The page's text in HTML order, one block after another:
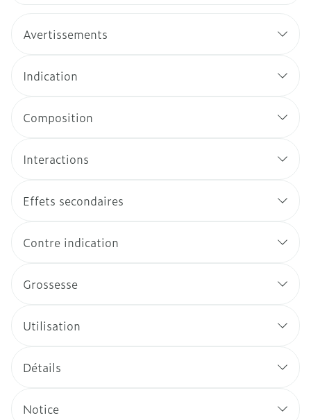
Avertissements
Indication
Composition
Interactions
Effets secondaires
Contre indication
Grossesse
Utilisation
Détails
Notice